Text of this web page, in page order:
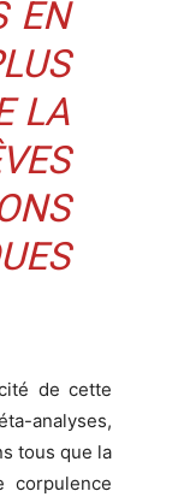
EN
LA
de cette
analyses,
tous que la
corpulence